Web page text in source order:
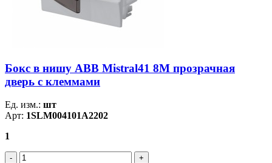
Бокс в нишу ABB Mistral41 8М прозрачная
дверь c клеммами
Ед. изм.: шт
Арт: 1SLM004101A2202
1